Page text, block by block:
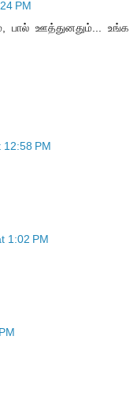
PM
பால் ஊத்துனதும்... உங்க
PM
1:02 PM